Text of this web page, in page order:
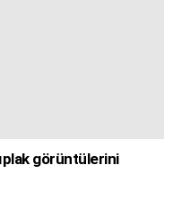
görüntülerini